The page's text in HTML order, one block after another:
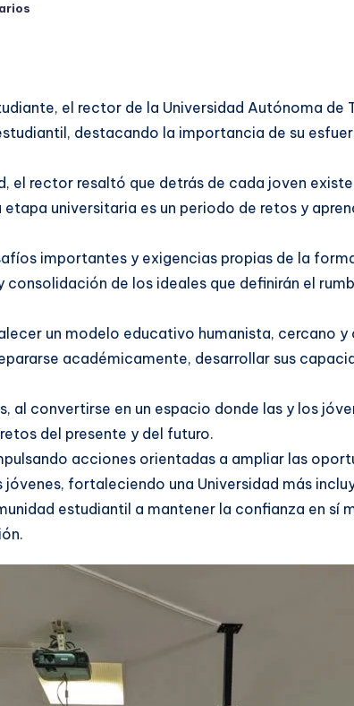
el rector de la Universidad Autónoma de
destacando la importancia de su
el rector resaltó que detrás de cada joven
universitaria es un periodo de retos y
importantes y exigencias propias de la
de los ideales que definirán el
un modelo educativo humanista, cercano
académicamente, desarrollar sus
al convertirse en un espacio donde las y los
del presente y del futuro.
acciones orientadas a ampliar las
fortaleciendo una Universidad más
estudiantil a mantener la confianza en sí